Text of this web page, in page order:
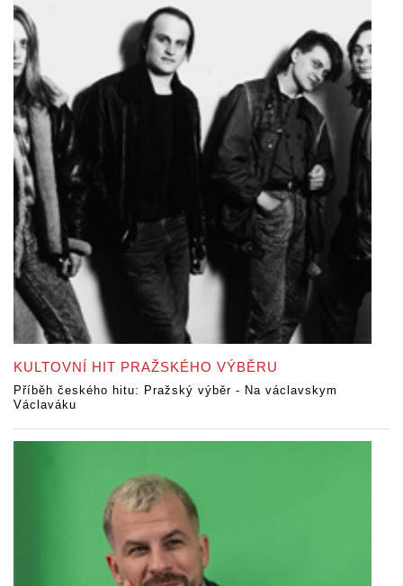
KULTOVNÍ HIT PRAŽSKÉHO VÝBĚRU
Příběh českého hitu: Pražský výběr - Na václavskym
Václaváku